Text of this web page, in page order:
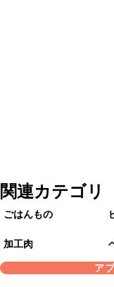
関連カテゴリ
ごはんもの
加工肉
ア